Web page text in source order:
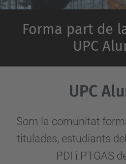
Forma part de
UPC
UPC
Som la comunitat
titulades, estudiants
PDI i PTGAS